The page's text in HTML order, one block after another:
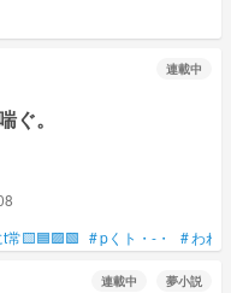
連載中
ぐ。
t常🟨🟦🟪🟩 #pくト・-・ #われ
連載中 夢小説